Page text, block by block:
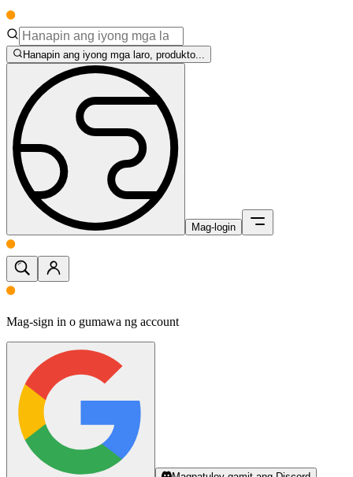
Hanapin ang iyong mga laro, produkto...
Mag-login
Mag-sign in o gumawa ng account